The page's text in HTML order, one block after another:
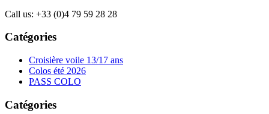
Call us: +33 (0)4 79 59 28 28
Catégories
Croisière voile 13/17 ans
Colos été 2026
PASS COLO
Catégories